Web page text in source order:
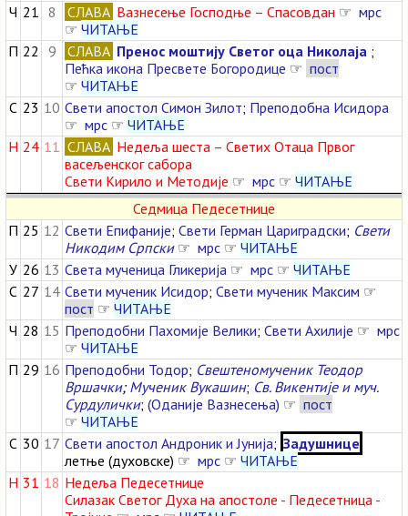
Ч 21 8 СЛАВА Вазнесење Господње – Спасовдан ☞ мрс
☞ ЧИТАЊЕ
П 22 9 СЛАВА Пренос моштију Светог оца Николаја ;
Пећка икона Пресвете Богородице ☞ пост
☞ ЧИТАЊЕ
С 23 10 Свети апостол Симон Зилот; Преподобна Исидора
☞ мрс ☞ ЧИТАЊЕ
Н 24 11 СЛАВА Недеља шеста – Светих Отаца Првог
васељенског сабора
Свети Кирило и Методије ☞ мрс ☞ ЧИТАЊЕ
Седмица Педесетнице
П 25 12 Свети Епифаније; Свети Герман Цариградски; Свети
Никодим Српски☞ мрс ☞ ЧИТАЊЕ
У 26 13 Света мученица Гликерија ☞ мрс ☞ ЧИТАЊЕ
С 27 14 Свети мученик Исидор; Свети мученик Максим ☞
пост ☞ ЧИТАЊЕ
Ч 28 15 Преподобни Пахомије Велики; Свети Ахилије ☞ мрс
☞ ЧИТАЊЕ
П 29 16 Преподобни Тодор; Свештеномученик Теодор
Вршачки;Мученик Вукашин; Св. Викентије и муч.
Сурдулички; (Оданије Вазнесења) ☞ пост
☞ ЧИТАЊЕ
С 30 17 Свети апостол Андроник и Јунија; Задушнице
летње (духовске) ☞ мрс ☞ ЧИТАЊЕ
Н 31 18 Недеља Педесетнице
Силазак Светог Духа на апостоле - Педесетница -